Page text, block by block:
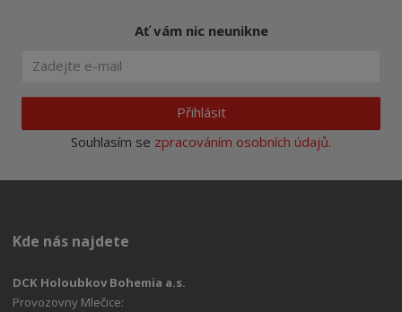
Ať vám nic neunikne
Přihlásit
Souhlasím se zpracováním osobních údajů.
Kde nás najdete
DCK Holoubkov Bohemia a.s.
Provozovny Mlečice: